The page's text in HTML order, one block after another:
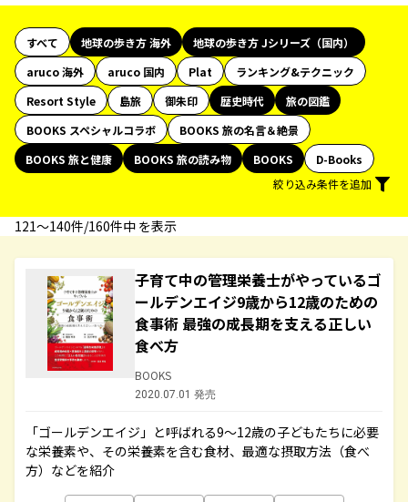
すべて 地球の歩き方 海外
地球の歩き方 Jシリーズ（国内）
aruco 海外
aruco 国内 Plat
ランキング&テクニック
Resort Style
島旅 御朱印 歴史時代
旅の図鑑
BOOKS スペシャルコラボ
BOOKS 旅の名言＆絶景
BOOKS 旅と健康
BOOKS 旅の読み物 BOOKS
D-Books
絞り込み条件を追加
121〜140件/160件中 を表示
子育て中の管理栄養士がやっているゴ
ールデンエイジ9歳から12歳のための
食事術 最強の成長期を支える正しい
食べ方
BOOKS
2020.07.01 発売
「ゴールデンエイジ」と呼ばれる9～12歳の子どもたちに必要
な栄養素や、その栄養素を含む食材、最適な摂取方法（食べ
方）などを紹介